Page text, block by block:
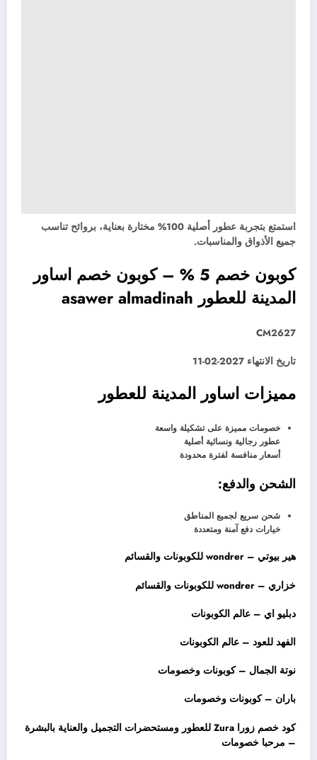
استمتع بتجربة عطور أصلية 100% مختارة بعناية، بروائح تناسب
جميع الأذواق والمناسبات.
كوبون خصم 5 % – كوبون خصم اساور
المدينة للعطور asawer almadinah
CM2627
تاريخ الانتهاء 2027-02-11
مميزات اساور المدينة للعطور
خصومات مميزة على تشكيلة واسعة
عطور رجالية ونسائية أصلية
أسعار منافسة لفترة محدودة
الشحن والدفع:
شحن سريع لجميع المناطق
خيارات دفع آمنة ومتعددة
هير بيوتي – wondrer للكوبونات والقسائم
خزاري – wondrer للكوبونات والقسائم
دبليو اي – عالم الكوبونات
الفهد للعود – عالم الكوبونات
نوتة الجمال – كوبونات وخصومات
باران – كوبونات وخصومات
كود خصم زورا Zura للعطور ومستحضرات التجميل والعناية بالبشرة
– مرحبا خصومات